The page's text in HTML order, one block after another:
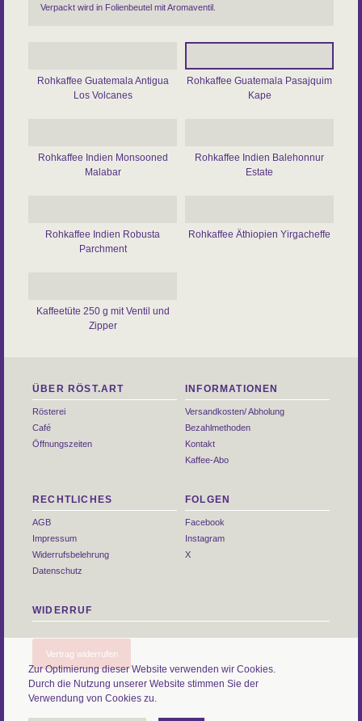
Verpackt wird in Folienbeutel mit Aromaventil.
Rohkaffee Guatemala Antigua
Los Volcanes
Rohkaffee Guatemala Pasajquim
Kape
Rohkaffee Indien Monsooned
Malabar
Rohkaffee Indien Balehonnur
Estate
Rohkaffee Indien Robusta
Parchment
Rohkaffee Äthiopien Yirgacheffe
Kaffeetüte 250 g mit Ventil und
Zipper
ÜBER RÖST.ART
Rösterei
Café
Öffnungszeiten
INFORMATIONEN
Versandkosten/ Abholung
Bezahlmethoden
Kontakt
Kaffee-Abo
RECHTLICHES
AGB
Impressum
Widerrufsbelehrung
Datenschutz
FOLGEN
Facebook
Instagram
X
WIDERRUF
Vertrag widerrufen
Zur Optimierung dieser Website verwenden wir Cookies.
Durch die Nutzung unserer Website stimmen Sie der
Verwendung von Cookies zu.